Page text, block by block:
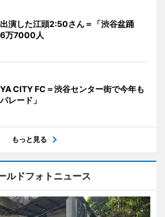
演した江頭2:50さん＝「渋谷盆踊
6万7000人
CITY FC＝渋谷センター街で今年も
レード」
もっと見る
ルドフォトニュース